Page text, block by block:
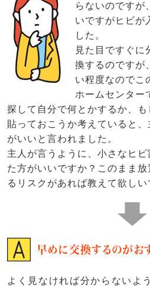
らないのですが
いですがヒビが
した。
見た目ですぐに
換するのですが
い程度なのでこ
ホームセンター
探して自分で何とかするか、
貼っておこうか考えていると
がいいと言われました。
主人が言うように、小さなヒ
た方がいいですか？このまま
るリスクがあれば教えて欲しい
早めに交換するのがお
よく見なければ分からないよ